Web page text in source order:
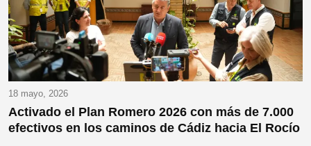
18 mayo, 2026
Activado el Plan Romero 2026 con más de 7.000
efectivos en los caminos de Cádiz hacia El Rocío